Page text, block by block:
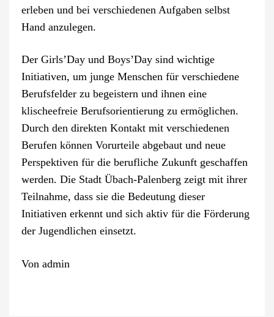
erleben und bei verschiedenen Aufgaben selbst
Hand anzulegen.
Der Girls’Day und Boys’Day sind wichtige
Initiativen, um junge Menschen für verschiedene
Berufsfelder zu begeistern und ihnen eine
klischeefreie Berufsorientierung zu ermöglichen.
Durch den direkten Kontakt mit verschiedenen
Berufen können Vorurteile abgebaut und neue
Perspektiven für die berufliche Zukunft geschaffen
werden. Die Stadt Übach-Palenberg zeigt mit ihrer
Teilnahme, dass sie die Bedeutung dieser
Initiativen erkennt und sich aktiv für die Förderung
der Jugendlichen einsetzt.
Von admin